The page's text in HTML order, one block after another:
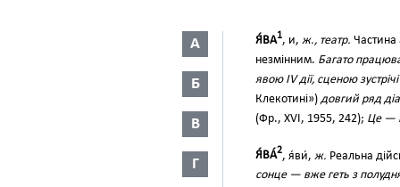
А
Б
В
Г
Я́ВА1, и, ж., театр. Частина
незмінним. Багато
явою IV дії, сценою
Клекотині») довгий ряд
(Фр., XVI, 1955, 242); Це —
Я́ВА́2, я́ви́, ж. Реальна
сонце — вже геть з